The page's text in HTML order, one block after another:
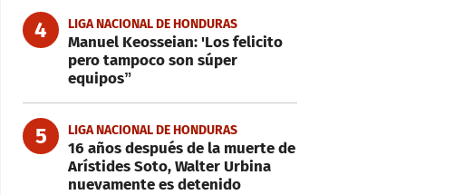
4 LIGA NACIONAL DE HONDURAS
Manuel Keosseian: 'Los felicito
pero tampoco son súper
equipos”
5 LIGA NACIONAL DE HONDURAS
16 años después de la muerte de
Arístides Soto, Walter Urbina
nuevamente es detenido